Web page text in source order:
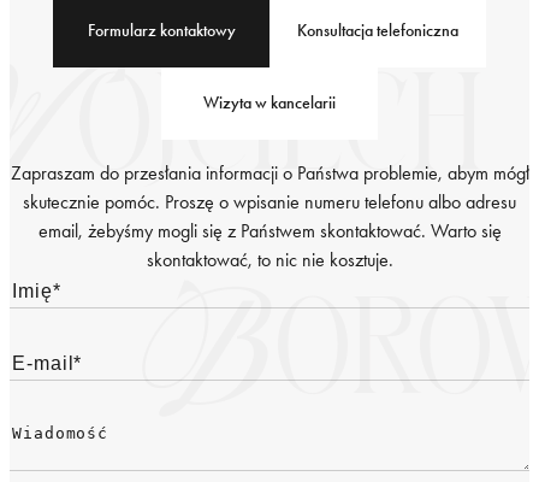
Formularz kontaktowy Konsultacja telefoniczna
Wizyta w kancelarii
Zapraszam do przesłania informacji o Państwa problemie, abym mógł
skutecznie pomóc. Proszę o wpisanie numeru telefonu albo adresu
email, żebyśmy mogli się z Państwem skontaktować. Warto się
skontaktować, to nic nie kosztuje.